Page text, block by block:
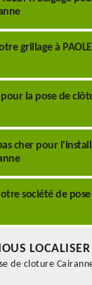
grillage à
la pose de
cher pour
société de
LOCALISER
de cloture